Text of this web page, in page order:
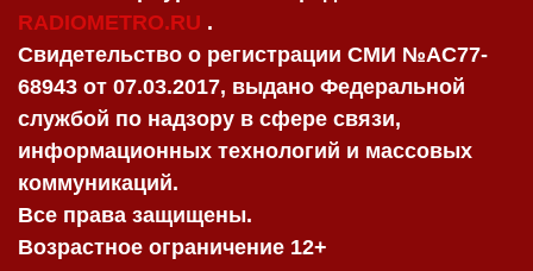
RADIOMETRO.RU .
Свидетельство о регистрации СМИ №AC77-
68943 от 07.03.2017, выдано Федеральной
службой по надзору в сфере связи,
информационных технологий и массовых
коммуникаций.
Все права защищены.
Возрастное ограничение 12+